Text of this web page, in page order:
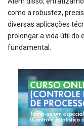
como a robustez,
diversas aplicações
prolongar a vida útil do
fundamental.